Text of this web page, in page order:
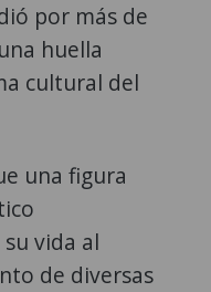
por más de
huella
cultural del
una figura
vida al
de diversas